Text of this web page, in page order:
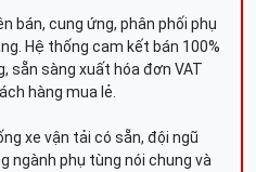
bán, cung ứng, phân phối phụ
Hệ thống cam kết bán 100%
sẵn sàng xuất hóa đơn VAT
hàng mua lẻ.
xe vận tải có sẵn, đội ngũ
ngành phụ tùng nói chung và